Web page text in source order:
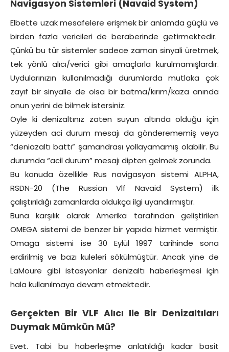
Navigasyon Sistemleri (Navaid System)
Elbette uzak mesafelere erişmek bir anlamda güçlü ve
birden fazla vericileri de beraberinde getirmektedir.
Çünkü bu tür sistemler sadece zaman sinyali üretmek,
tek yönlü alıcı/verici gibi amaçlarla kurulmamışlardır.
Uydularınızın kullanılmadığı durumlarda mutlaka çok
zayıf bir sinyalle de olsa bir batma/kırım/kaza anında
onun yerini de bilmek istersiniz.
Öyle ki denizaltınız zaten suyun altında olduğu için
yüzeyden aci durum mesajı da gönderememiş veya
“deniazaltı battı” şamandrası yollayamamış olabilir. Bu
durumda “acil durum” mesajı dipten gelmek zorunda.
Bu konuda özellikle Rus navigasyon sistemi ALPHA,
RSDN-20 (The Russian Vlf Navaid System) ilk
çalıştırıldığı zamanlarda oldukça ilgi uyandırmıştır.
Buna karşılık olarak Amerika tarafından geliştirilen
OMEGA sistemi de benzer bir yapıda hizmet vermiştir.
Omaga sistemi ise 30 Eylül 1997 tarihinde sona
erdirilmiş ve bazı kuleleri sökülmüştür. Ancak yine de
LaMoure gibi istasyonlar denizaltı haberleşmesi için
hala kullanılmaya devam etmektedir.
Gerçekten Bir VLF Alıcı Ile Bir Denizaltıları
Duymak Mümkün Mü?
Evet. Tabi bu haberleşme anlatıldığı kadar basit